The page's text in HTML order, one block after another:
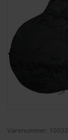
Varenummer: